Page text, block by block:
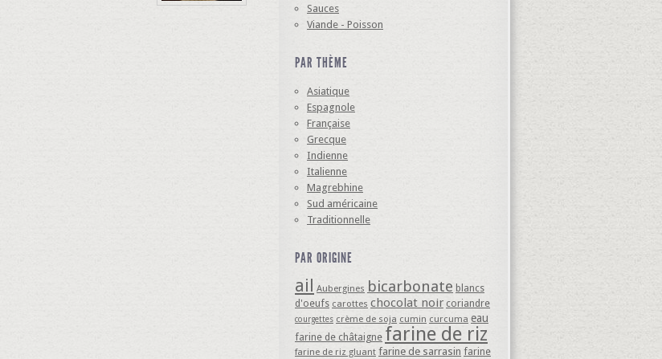
Sauces
Viande - Poisson
PAR THÈME
Asiatique
Espagnole
Française
Grecque
Indienne
Italienne
Magrebhine
Sud américaine
Traditionnelle
PAR ORIGINE
ail Aubergines bicarbonate blancs
d'oeufs carottes chocolat noir coriandre
courgettes crème de soja cumin curcuma eau
farine de châtaigne farine de riz
farine de riz gluant farine de sarrasin farine